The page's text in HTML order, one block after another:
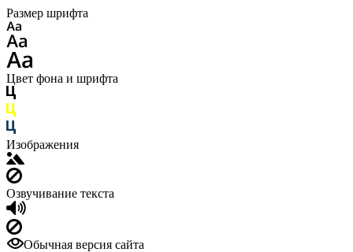
Размер шрифта
Цвет фона и шрифта
Изображения
Озвучивание текста
Обычная версия сайта